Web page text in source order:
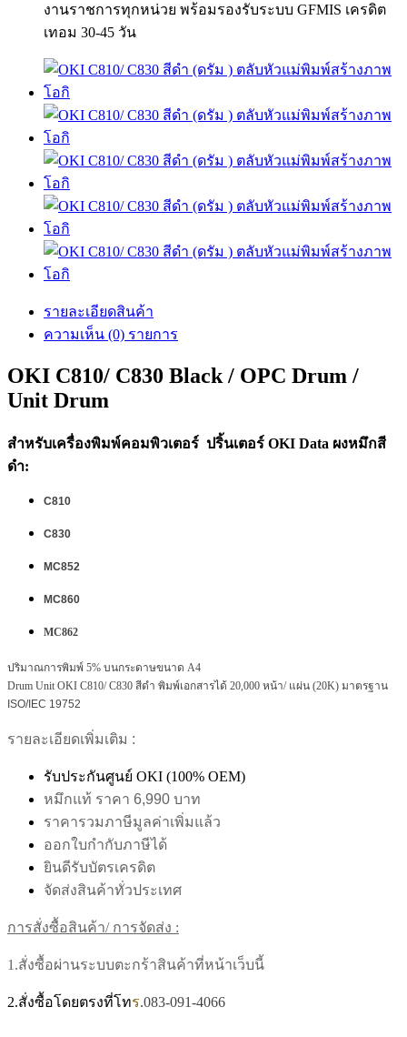
งานราชการทุกหน่วย พร้อมรองรับระบบ GFMIS เครดิต
เทอม 30-45 วัน
รายละเอียดสินค้า
ความเห็น (0) รายการ
OKI C810/ C830 Black / OPC Drum /
Unit Drum
สำหรับเครื่องพิมพ์คอมพิวเตอร์ ปริ้นเตอร์ OKI Data ผงหมึกสี
ดำ:
C810
C830
MC852
MC860
MC862
ปริมาณการพิมพ์ 5% บนกระดาษขนาด A4
Drum Unit OKI C810/ C830 สีดำ พิมพ์เอกสารได้ 20,000 หน้า/ แผ่น (20K) มาตรฐาน
ISO/IEC 19752
รายละเอียดเพิ่มเติม :
รับประกันศูนย์ OKI (100% OEM)
หมึกแท้ ราคา 6,990 บาท
ราคารวมภาษีมูลค่าเพิ่มแล้ว
ออกใบกำกับภาษีได้
ยินดีรับบัตรเครดิต
จัดส่งสินค้าทั่วประเทศ
การสั่งซื้อสินค้า/ การจัดส่ง :
1.สั่งซื้อผ่านระบบตะกร้าสินค้าที่หน้าเว็บนี้
2.สั่งซื้อโดยตรงที่โทร.083-091-4066